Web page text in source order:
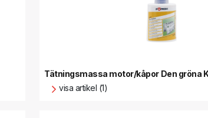
Tätningsmassa motor/kåpor Den gröna
visa artikel (1)